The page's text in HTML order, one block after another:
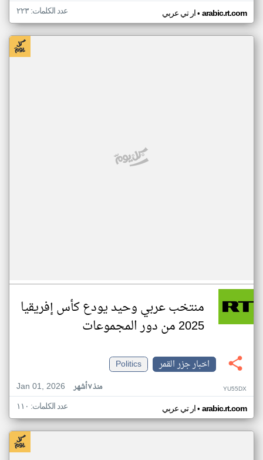
ار تي عربي• arabic.rt.com عدد الكلمات: ٢٢٣
منتخب عربي وحيد يودع كأس إفريقيا
2025 من دور المجموعات
اخبار جزر القمر
Politics
Jan 01, 2026
منذ ٧ أشهر YU55DX
ار تي عربي• arabic.rt.com عدد الكلمات: ١١٠